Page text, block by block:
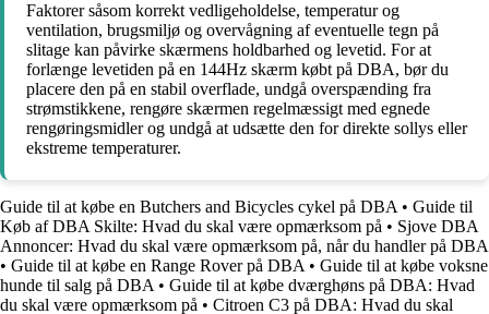
Faktorer såsom korrekt vedligeholdelse, temperatur og
ventilation, brugsmiljø og overvågning af eventuelle tegn på
slitage kan påvirke skærmens holdbarhed og levetid. For at
forlænge levetiden på en 144Hz skærm købt på DBA, bør du
placere den på en stabil overflade, undgå overspænding fra
strømstikkene, rengøre skærmen regelmæssigt med egnede
rengøringsmidler og undgå at udsætte den for direkte sollys eller
ekstreme temperaturer.
Guide til at købe en Butchers and Bicycles cykel på DBA • Guide til
Køb af DBA Skilte: Hvad du skal være opmærksom på • Sjove DBA
Annoncer: Hvad du skal være opmærksom på, når du handler på DBA
• Guide til at købe en Range Rover på DBA • Guide til at købe voksne
hunde til salg på DBA • Guide til at købe dværghøns på DBA: Hvad
du skal være opmærksom på • Citroen C3 på DBA: Hvad du skal